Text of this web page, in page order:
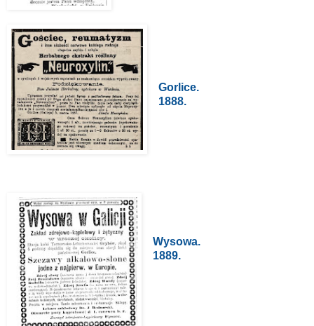
Gorlice.
1888.
Wysowa.
1889.